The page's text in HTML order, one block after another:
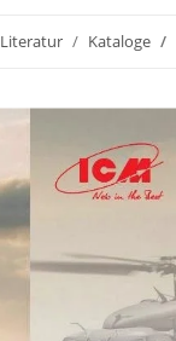
Literatur Kataloge